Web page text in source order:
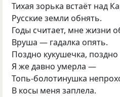
Тихая зорька встаёт над
Русские земли обнять.
Годы считает, мне жизни
Вруша — гадалка опять.
Поздно кукушечка,
Я же давно умерла —
Топь-болотинушка
В косы меня заплела.